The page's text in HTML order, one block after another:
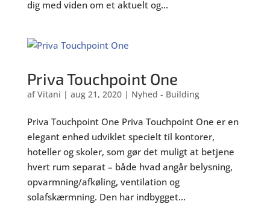
dig med viden om et aktuelt og...
Priva Touchpoint One
afVitani | aug 21, 2020| Nyhed - Building
Priva Touchpoint One Priva Touchpoint One er en
elegant enhed udviklet specielt til kontorer,
hoteller og skoler, som gør det muligt at betjene
hvert rum separat – både hvad angår belysning,
opvarmning/afkøling, ventilation og
solafskærmning. Den har indbygget...